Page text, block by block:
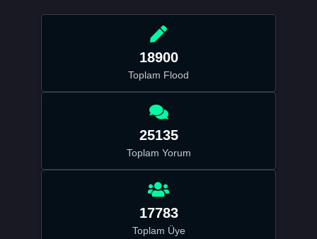
18900
Toplam Flood
25135
Toplam Yorum
17783
Toplam Üye